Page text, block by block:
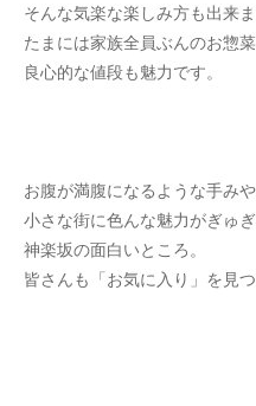
そんな気楽な楽しみ方も出来ま
たまには家族全員ぶんのお惣
良心的な値段も魅力です。
お腹が満腹になるような手み
小さな街に色んな魅力がぎゅ
神楽坂の面白いところ。
皆さんも「お気に入り」を見